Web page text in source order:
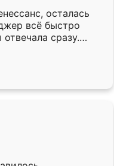
осталась
всё быстро
сразу.
подошёл к
Собрали
аккуратно, даже